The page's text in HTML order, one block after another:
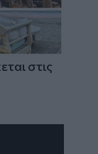
στις